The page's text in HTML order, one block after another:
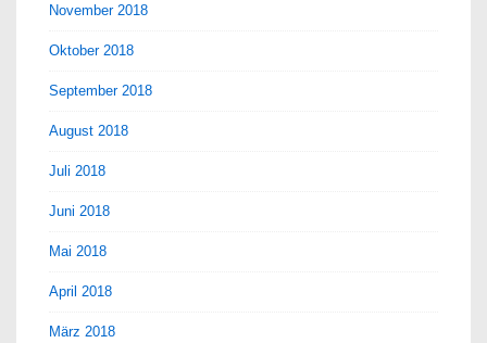
November 2018
Oktober 2018
September 2018
August 2018
Juli 2018
Juni 2018
Mai 2018
April 2018
März 2018